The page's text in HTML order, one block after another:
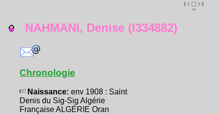
NAHMANI, Denise (I334882)
Chronologie
Naissance: env 1908 : Saint
Denis du Sig-Sig Algérie
Française ALGÉRIE Oran